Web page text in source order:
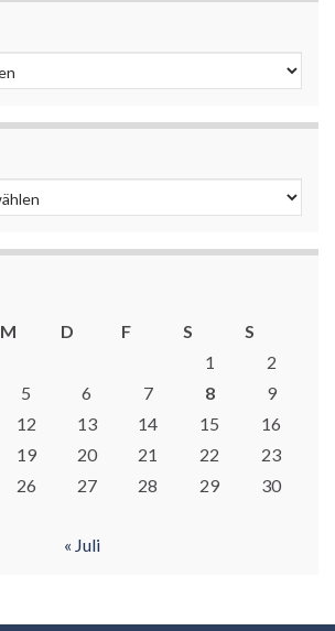
M D F S
S
1
2
5 6 7 8
9
12 13 14 15
16
19 20 21 22
23
26 27 28 29
30
« Juli